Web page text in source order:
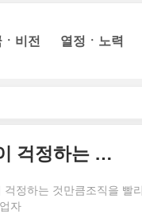
ㆍ비전 열정ㆍ노력
보스가 좋아할 것인지 싫어할 것인지에 대해 끊임없이 걱정하는 것만큼 조직을 빨리 퇴보시키는 것은 없다.
정하는 것만큼조직을 빨리
자